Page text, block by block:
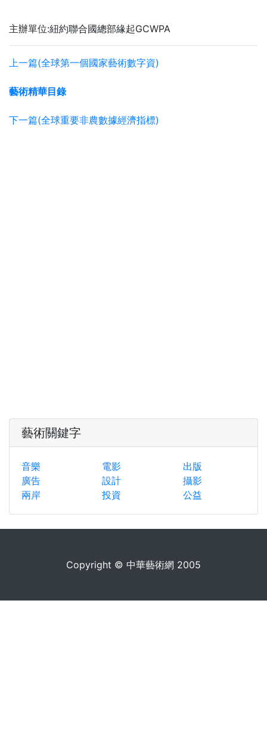
主辦單位:紐約聯合國總部緣起GCWPA
上一篇(全球第一個國家藝術數字資)
藝術精華目錄
下一篇(全球重要非農數據經濟指標)
藝術關鍵字
音樂 電影
出版
廣告
設計
攝影
兩岸
投資 公益
Copyright © 中華藝術網 2005